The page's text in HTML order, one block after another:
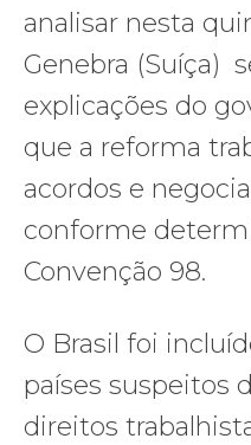
analisar nesta
Genebra (Suíça)
explicações do
que a reforma
acordos e
conforme
Convenção 98.
O Brasil foi
países suspeitos
direitos